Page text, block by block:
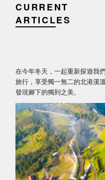
CURRENT
ARTICLES
在今年冬天，一起重新探遊我
旅行，享受獨一無二的北港溪
發現腳下的獨到之美。